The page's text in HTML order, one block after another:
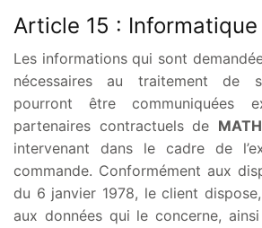
Article 15 :
Les informations qui sont
nécessaires au traitement de
pourront être communiquées
partenaires contractuels de
intervenant dans le cadre de
commande. Conformément aux
du 6 janvier 1978, le client dispose,
aux données qui le concerne,